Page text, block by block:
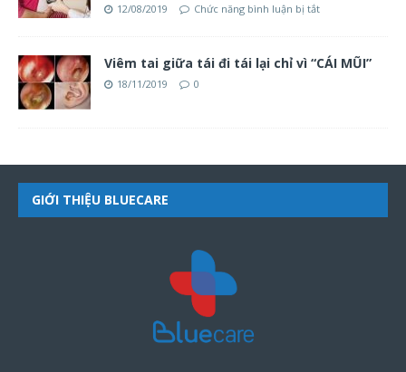
12/08/2019 Chức năng bình luận bị tắt
Viêm tai giữa tái đi tái lại chỉ vì “CÁI MŨI”
18/11/2019 0
GIỚI THIỆU BLUECARE